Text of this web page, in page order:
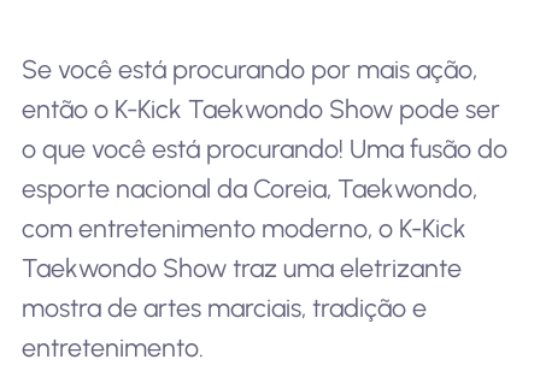
Se você está procurando por mais ação,
então o K-Kick Taekwondo Show pode ser
o que você está procurando! Uma fusão do
esporte nacional da Coreia, Taekwondo,
com entretenimento moderno, o K-Kick
Taekwondo Show traz uma eletrizante
mostra de artes marciais, tradição e
entretenimento.